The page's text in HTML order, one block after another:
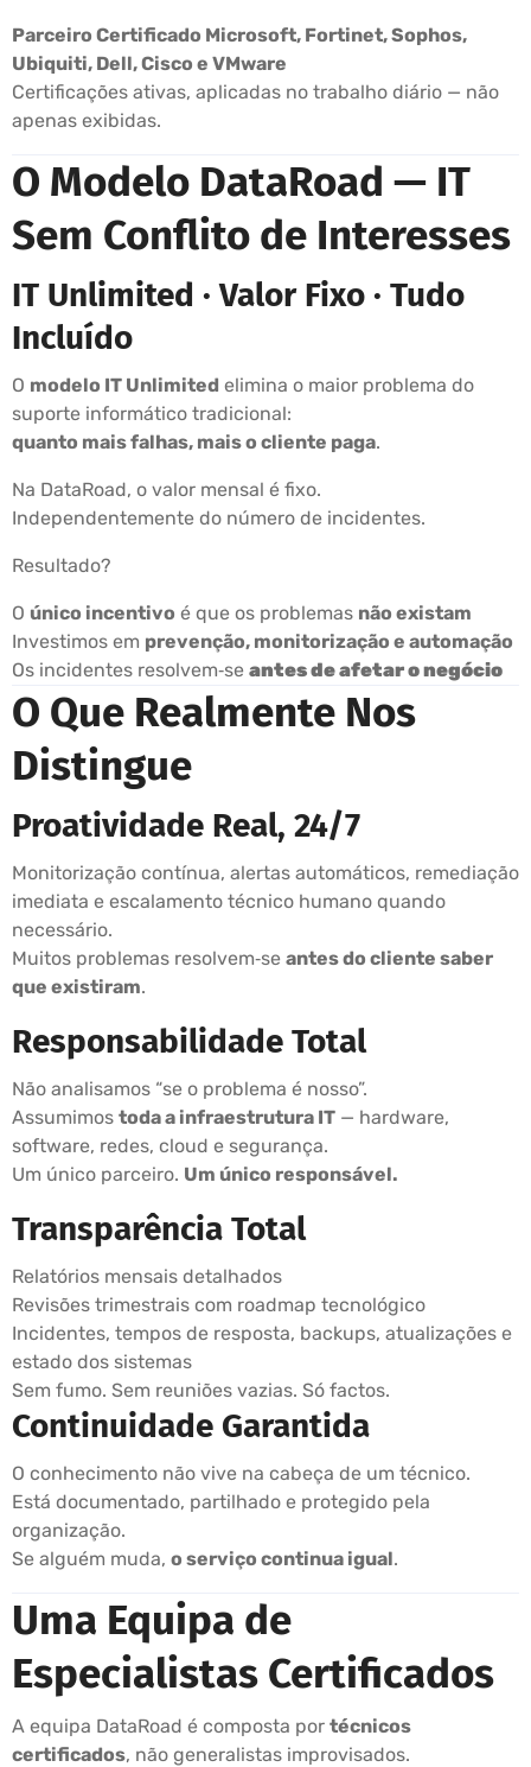
Parceiro Certificado Microsoft, Fortinet, Sophos,
Ubiquiti, Dell, Cisco e VMware
Certificações ativas, aplicadas no trabalho diário — não
apenas exibidas.
O Modelo DataRoad — IT
Sem Conflito de Interesses
IT Unlimited · Valor Fixo · Tudo
Incluído
O modelo IT Unlimited elimina o maior problema do
suporte informático tradicional:
quanto mais falhas, mais o cliente paga.
Na DataRoad, o valor mensal é fixo.
Independentemente do número de incidentes.
Resultado?
O único incentivo é que os problemas não existam
Investimos em prevenção, monitorização e automação
Os incidentes resolvem‑se antes de afetar o negócio
O Que Realmente Nos
Distingue
Proatividade Real, 24/7
Monitorização contínua, alertas automáticos, remediação
imediata e escalamento técnico humano quando
necessário.
Muitos problemas resolvem‑se antes do cliente saber
que existiram.
Responsabilidade Total
Não analisamos “se o problema é nosso”.
Assumimos toda a infraestrutura IT — hardware,
software, redes, cloud e segurança.
Um único parceiro. Um único responsável.
Transparência Total
Relatórios mensais detalhados
Revisões trimestrais com roadmap tecnológico
Incidentes, tempos de resposta, backups, atualizações e
estado dos sistemas
Sem fumo. Sem reuniões vazias. Só factos.
Continuidade Garantida
O conhecimento não vive na cabeça de um técnico.
Está documentado, partilhado e protegido pela
organização.
Se alguém muda, o serviço continua igual.
Uma Equipa de
Especialistas Certificados
A equipa DataRoad é composta por técnicos
certificados, não generalistas improvisados.